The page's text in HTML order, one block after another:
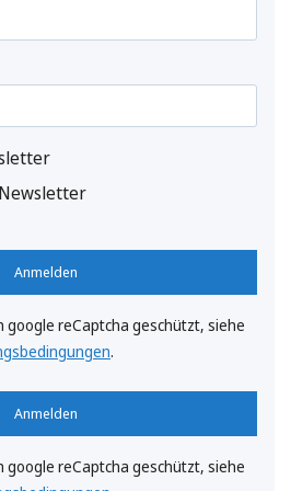
Anmelden
google reCaptcha geschützt, siehe
.
Anmelden
google reCaptcha geschützt, siehe